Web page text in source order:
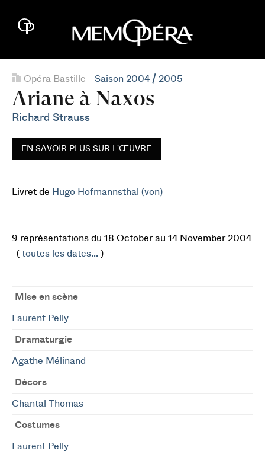
Opéra Bastille - Saison 2004 / 2005
Ariane à Naxos
Richard Strauss
EN SAVOIR PLUS SUR L'ŒUVRE
Livret de Hugo Hofmannsthal (von)
9 représentations du 18 October au 14 November 2004
( toutes les dates... )
Mise en scène
Laurent Pelly
Dramaturgie
Agathe Mélinand
Décors
Chantal Thomas
Costumes
Laurent Pelly